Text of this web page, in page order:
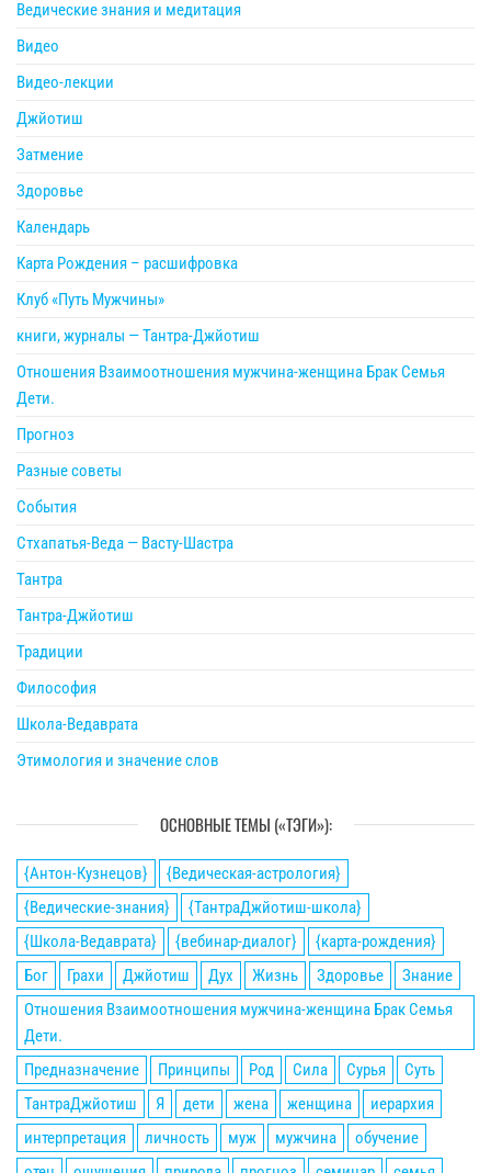
Ведические знания и медитация
Видео
Видео-лекции
Джйотиш
Затмение
Здоровье
Календарь
Карта Рождения – расшифровка
Клуб «Путь Мужчины»
книги, журналы — Тантра-Джйотиш
Отношения Взаимоотношения мужчина-женщина Брак Семья
Дети.
Прогноз
Разные советы
События
Стхапатья-Веда — Васту-Шастра
Тантра
Тантра-Джйотиш
Традиции
Философия
Школа-Ведаврата
Этимология и значение слов
ОСНОВНЫЕ ТЕМЫ («ТЭГИ»):
{Антон-Кузнецов}
{Ведическая-астрология}
{Ведические-знания}
{ТантраДжйотиш-школа}
{Школа-Ведаврата}
{вебинар-диалог}
{карта-рождения}
Бог
Грахи Джйотиш Дух Жизнь Здоровье
Знание
Отношения Взаимоотношения мужчина-женщина Брак Семья
Дети.
Предназначение
Принципы Род Сила Сурья
Суть
ТантраДжйотиш
Я дети жена женщина
иерархия
интерпретация
личность муж мужчина
обучение